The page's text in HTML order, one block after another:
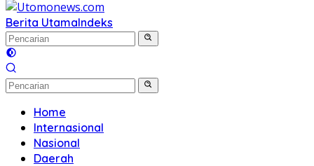
Berita UtamaIndeks
Home
Internasional
Nasional
Daerah